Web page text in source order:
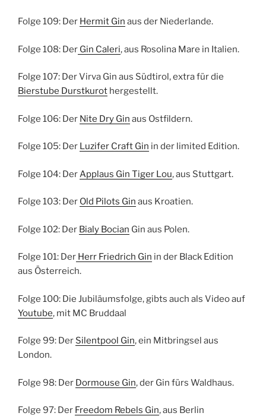
Folge 109: Der Hermit Gin aus der Niederlande.
Folge 108: Der Gin Caleri, aus Rosolina Mare in Italien.
Folge 107: Der Virva Gin aus Südtirol, extra für die
Bierstube Durstkurot hergestellt.
Folge 106: Der Nite Dry Gin aus Ostfildern.
Folge 105: Der Luzifer Craft Gin in der limited Edition.
Folge 104: Der Applaus Gin Tiger Lou, aus Stuttgart.
Folge 103: Der Old Pilots Gin aus Kroatien.
Folge 102: Der Bialy Bocian Gin aus Polen.
Folge 101: Der Herr Friedrich Gin in der Black Edition
aus Österreich.
Folge 100: Die Jubiläumsfolge, gibts auch als Video auf
Youtube, mit MC Bruddaal
Folge 99: Der Silentpool Gin, ein Mitbringsel aus
London.
Folge 98: Der Dormouse Gin, der Gin fürs Waldhaus.
Folge 97: Der Freedom Rebels Gin, aus Berlin